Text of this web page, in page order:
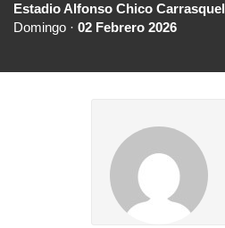
Estadio Alfonso Chico Carrasquel
Domingo · 02 Febrero 2026